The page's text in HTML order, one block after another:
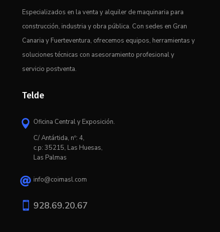
Especializados en la venta y alquiler de maquinaria para
construcción, industria y obra pública. Con sedes en Gran
Canaria y Fuerteventura, ofrecemos equipos, herramientas y
soluciones técnicas con asesoramiento profesional y
servicio postventa.
Telde
 Oficina Central y Exposición.
C/ Antártida, nº: 4,
c.p: 35215, Las Huesas,
Las Palmas
 info@coimasl.com
 928.69.20.67